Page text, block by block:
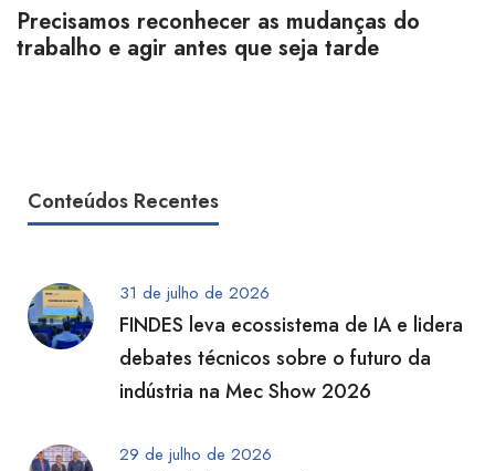
Precisamos reconhecer as mudanças do
trabalho e agir antes que seja tarde
Conteúdos Recentes
31 de julho de 2026
FINDES leva ecossistema de IA e lidera
debates técnicos sobre o futuro da
indústria na Mec Show 2026
29 de julho de 2026